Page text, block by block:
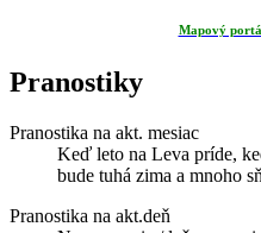
Mapový
Pranostiky
Pranostika na akt. mesiac
Keď leto na Leva príde,
bude tuhá zima a mnoho
Pranostika na akt.deň